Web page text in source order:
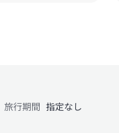
旅行期間 指定なし